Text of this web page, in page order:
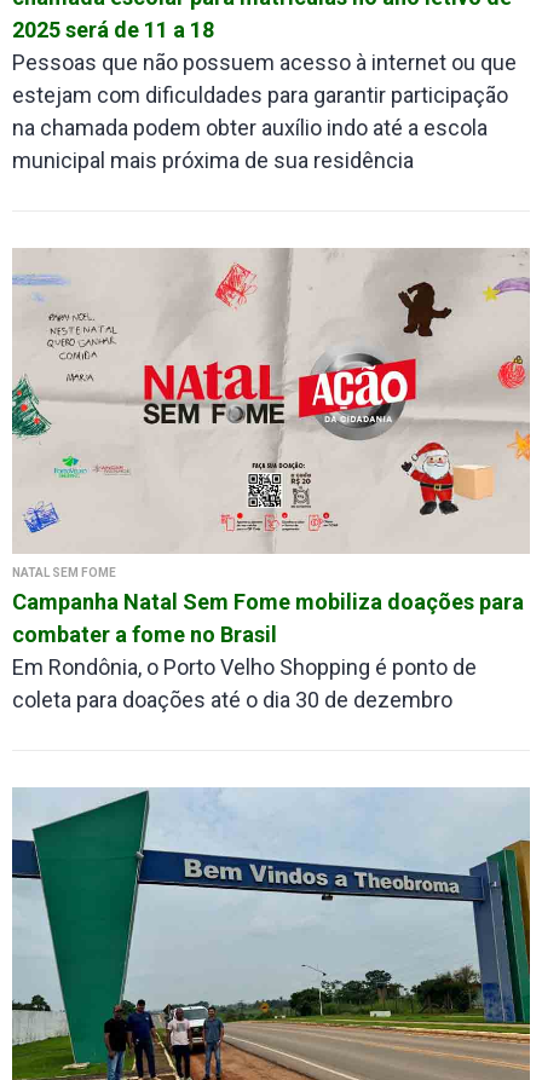
2025 será de 11 a 18
Pessoas que não possuem acesso à internet ou que
estejam com dificuldades para garantir participação
na chamada podem obter auxílio indo até a escola
municipal mais próxima de sua residência
NATAL SEM FOME
Campanha Natal Sem Fome mobiliza doações para
combater a fome no Brasil
Em Rondônia, o Porto Velho Shopping é ponto de
coleta para doações até o dia 30 de dezembro